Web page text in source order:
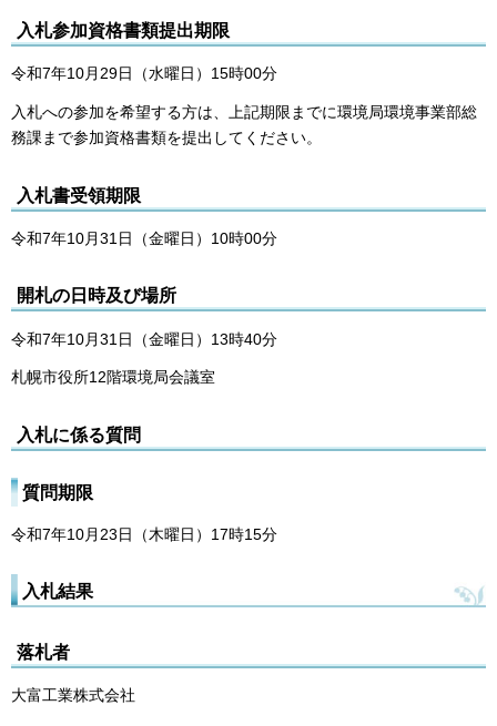
入札参加資格書類提出期限
令和7年10月29日（水曜日）15時00分
入札への参加を希望する方は、上記期限までに環境局環境事業部総
務課まで参加資格書類を提出してください。
入札書受領期限
令和7年10月31日（金曜日）10時00分
開札の日時及び場所
令和7年10月31日（金曜日）13時40分
札幌市役所12階環境局会議室
入札に係る質問
質問期限
令和7年10月23日（木曜日）17時15分
入札結果
落札者
大富工業株式会社